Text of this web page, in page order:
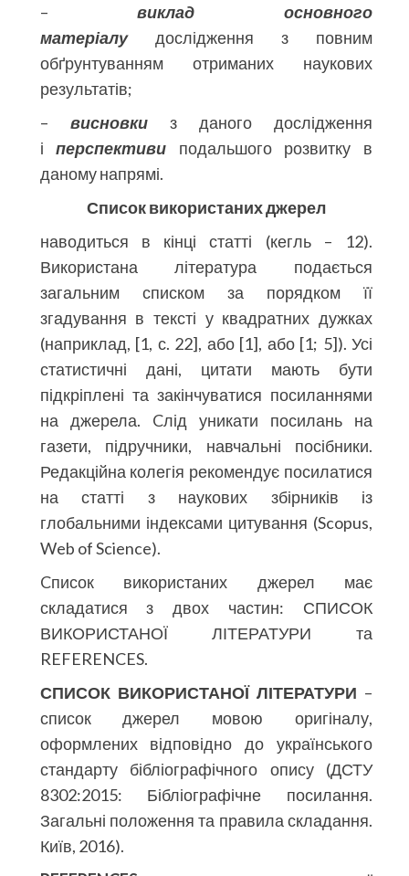
–виклад основного
матеріалу дослідження з повним
обґрунтуванням отриманих наукових
результатів;
– висновки з даного дослідження
іперспективи подальшого розвитку в
даному напрямі.
Список використаних джерел
наводиться в кінці статті (кегль – 12).
Використана література подається
загальним списком за порядком її
згадування в тексті у квадратних дужках
(наприклад, [1, с. 22], або [1], або [1; 5]). Усі
статистичні дані, цитати мають бути
підкріплені та закінчуватися посиланнями
на джерела. Cлід уникати посилань на
газети, підручники, навчальні посібники.
Редакційна колегія рекомендує посилатися
на статті з наукових збірників із
глобальними індексами цитування (Scopus,
Web of Science).
Cписок використаних джерел має
складатися з двох частин: СПИСОК
ВИКОРИСТАНОЇ ЛІТЕРАТУРИ та
REFERENCES.
СПИСОК ВИКОРИСТАНОЇ ЛІТЕРАТУРИ –
список джерел мовою оригіналу,
оформлених відповідно до українського
стандарту бібліографічного опису (ДСТУ
8302:2015: Бібліографічне посилання.
Загальні положення та правила складання.
Київ, 2016).